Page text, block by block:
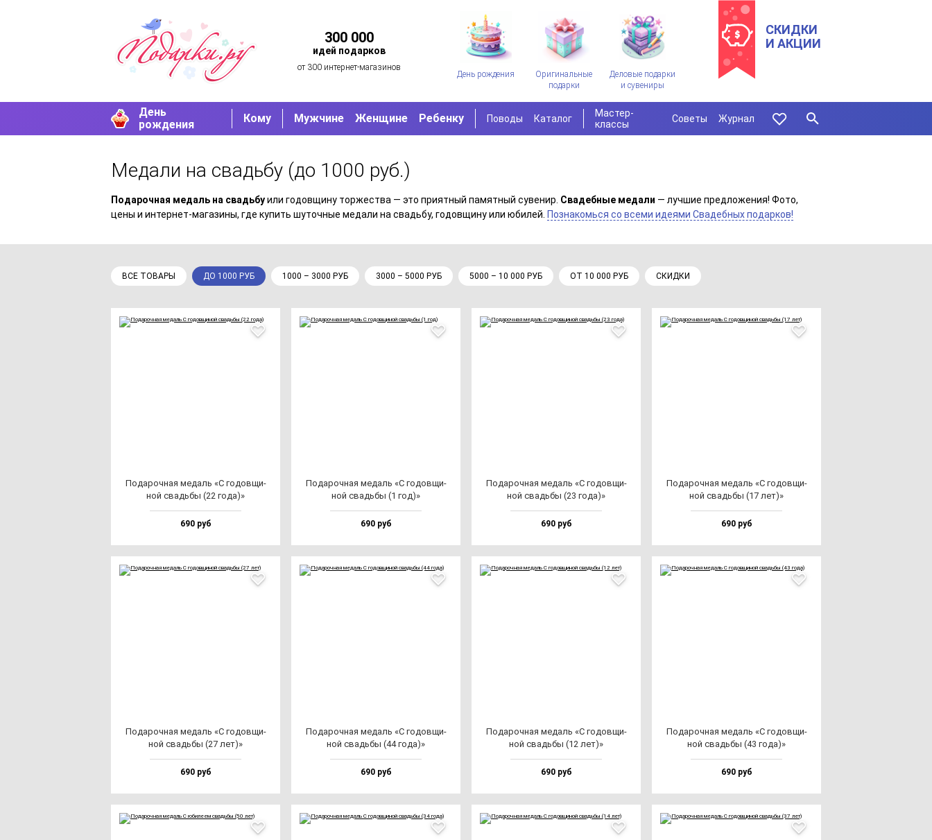
300 000
идей подарков
от 300 интернет-магазинов
День рождения
Оригинальные
подарки
Деловые подарки
и сувениры
СКИДКИ
И АКЦИИ
День
рождения
Кому Мужчине Женщине Ребенку Поводы Каталог
Мастер-
классы
Советы Журнал
Медали на свадьбу (до 1000 руб.)
Подарочная медаль на свадьбуили годовщину торжества — это приятный памятный сувенир. Свадебные медали — лучшие предложения! Фото,
цены и интернет-магазины, где купить шуточные медали на свадьбу, годовщину или юбилей. Познакомься со всеми идеями Свадебных подарков!
ВСЕ ТОВАРЫ ДО 1000 РУБ 1000 – 3000 РУБ 3000 – 5000 РУБ 5000 – 10 000 РУБ ОТ 10 000 РУБ СКИДКИ
Пода­роч­ная ме­даль «С го­дов­щи­
ной свадь­бы (22 го­да)»
690 руб
Пода­роч­ная ме­даль «С го­дов­щи­
ной свадь­бы (1 год)»
690 руб
Пода­роч­ная ме­даль «С го­дов­щи­
ной свадь­бы (23 го­да)»
690 руб
Пода­роч­ная ме­даль «С го­дов­щи­
ной свадь­бы (17 лет)»
690 руб
Пода­роч­ная ме­даль «С го­дов­щи­
ной свадь­бы (27 лет)»
690 руб
Пода­роч­ная ме­даль «С го­дов­щи­
ной свадь­бы (44 го­да)»
690 руб
Пода­роч­ная ме­даль «С го­дов­щи­
ной свадь­бы (12 лет)»
690 руб
Пода­роч­ная ме­даль «С го­дов­щи­
ной свадь­бы (43 го­да)»
690 руб